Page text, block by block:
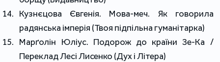
Кузнєцова Євгенія. Мова-меч. Як говорила
радянська імперія (Твоя підпільна гуманітарка)
Марґолін Юліус. Подорож до країни Зе-Ка /
Переклад Лесі Лисенко (Дух і Літера)